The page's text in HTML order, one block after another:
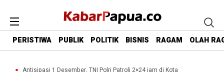
PERISTIWA PUBLIK POLITIK BISNIS RAGAM OLAH
Antisipasi 1 Desember, TNI Polri Patroli 2×24 jam di Kota